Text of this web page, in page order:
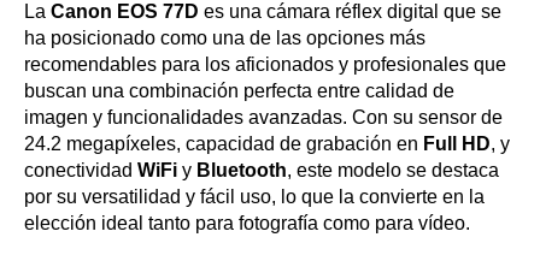
La Canon EOS 77D es una cámara réflex digital que se
ha posicionado como una de las opciones más
recomendables para los aficionados y profesionales que
buscan una combinación perfecta entre calidad de
imagen y funcionalidades avanzadas. Con su sensor de
24.2 megapíxeles, capacidad de grabación en Full HD, y
conectividad WiFi y Bluetooth, este modelo se destaca
por su versatilidad y fácil uso, lo que la convierte en la
elección ideal tanto para fotografía como para vídeo.